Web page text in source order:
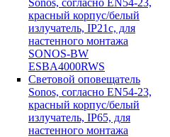
Sonos, согласно EN54-23,
красный корпус/белый
излучатель, IP21c, для
настенного монтажа
SONOS-BW
ESBA4000RWS
Световой оповещатель
Sonos, согласно EN54-23,
красный корпус/белый
излучатель, IP65, для
настенного монтажа